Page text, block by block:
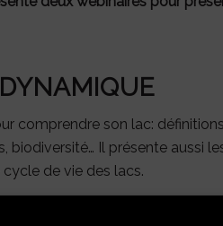
comprendre son lac:
biodiversité… Il présente aussi
de vie des lacs.